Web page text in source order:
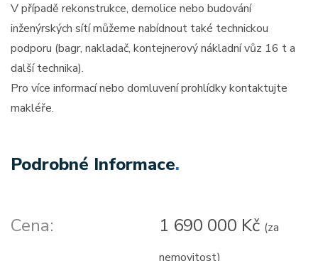
V případě rekonstrukce, demolice nebo budování
inženýrských sítí můžeme nabídnout také technickou
podporu (bagr, nakladač, kontejnerový nákladní vůz 16 t a
další technika).
Pro více informací nebo domluvení prohlídky kontaktujte
makléře.
Podrobné Informace.
Cena: 1 690 000 Kč (za
nemovitost)